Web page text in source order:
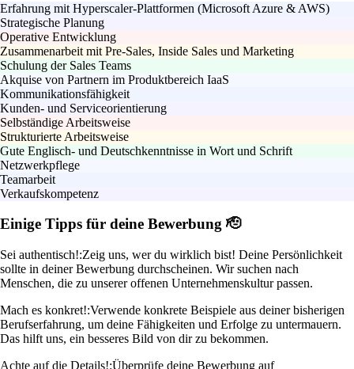
Erfahrung mit Hyperscaler-Plattformen (Microsoft Azure & AWS)
Strategische Planung
Operative Entwicklung
Zusammenarbeit mit Pre-Sales, Inside Sales und Marketing
Schulung der Sales Teams
Akquise von Partnern im Produktbereich IaaS
Kommunikationsfähigkeit
Kunden- und Serviceorientierung
Selbständige Arbeitsweise
Strukturierte Arbeitsweise
Gute Englisch- und Deutschkenntnisse in Wort und Schrift
Netzwerkpflege
Teamarbeit
Verkaufskompetenz
Einige Tipps für deine Bewerbung 🫡
Sei authentisch!:Zeig uns, wer du wirklich bist! Deine Persönlichkeit
sollte in deiner Bewerbung durchscheinen. Wir suchen nach
Menschen, die zu unserer offenen Unternehmenskultur passen.
Mach es konkret!:Verwende konkrete Beispiele aus deiner bisherigen
Berufserfahrung, um deine Fähigkeiten und Erfolge zu untermauern.
Das hilft uns, ein besseres Bild von dir zu bekommen.
Achte auf die Details!:Überprüfe deine Bewerbung auf